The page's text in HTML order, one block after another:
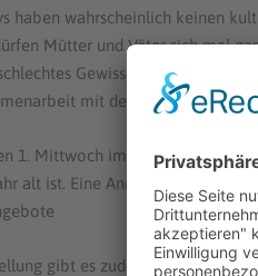
haben wahrscheinlich keinen
Mütter und Väter sich mal
Gewissen, wenn die
mit der Katholischen
1. Mittwoch im Monat zwischen
alt ist. Eine Anmeldung ist
gibt es zudem individuelle